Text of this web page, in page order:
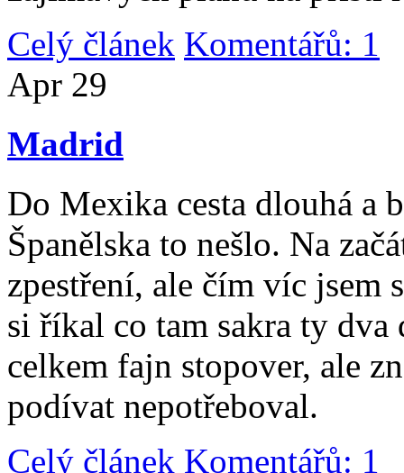
Celý článek Komentářů: 1
Apr 29
Madrid
Do Mexika cesta dlouhá a
Španělska to nešlo. Na
zpestření, ale čím víc jsem
si říkal co tam sakra ty
celkem fajn stopover, ale
podívat nepotřeboval.
Celý článek Komentářů: 1